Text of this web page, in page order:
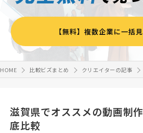
【無料】複数企業に一括
HOME 比較ビズまとめ クリエイターの記事
滋賀県でオススメの動画制
底比較